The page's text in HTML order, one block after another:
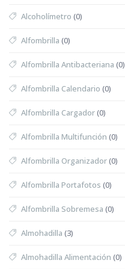
Alcoholímetro (0)
Alfombrilla (0)
Alfombrilla Antibacteriana (0)
Alfombrilla Calendario (0)
Alfombrilla Cargador(0)
Alfombrilla Multifunción (0)
Alfombrilla Organizador(0)
Alfombrilla Portafotos (0)
Alfombrilla Sobremesa (0)
Almohadilla (3)
Almohadilla Alimentación (0)